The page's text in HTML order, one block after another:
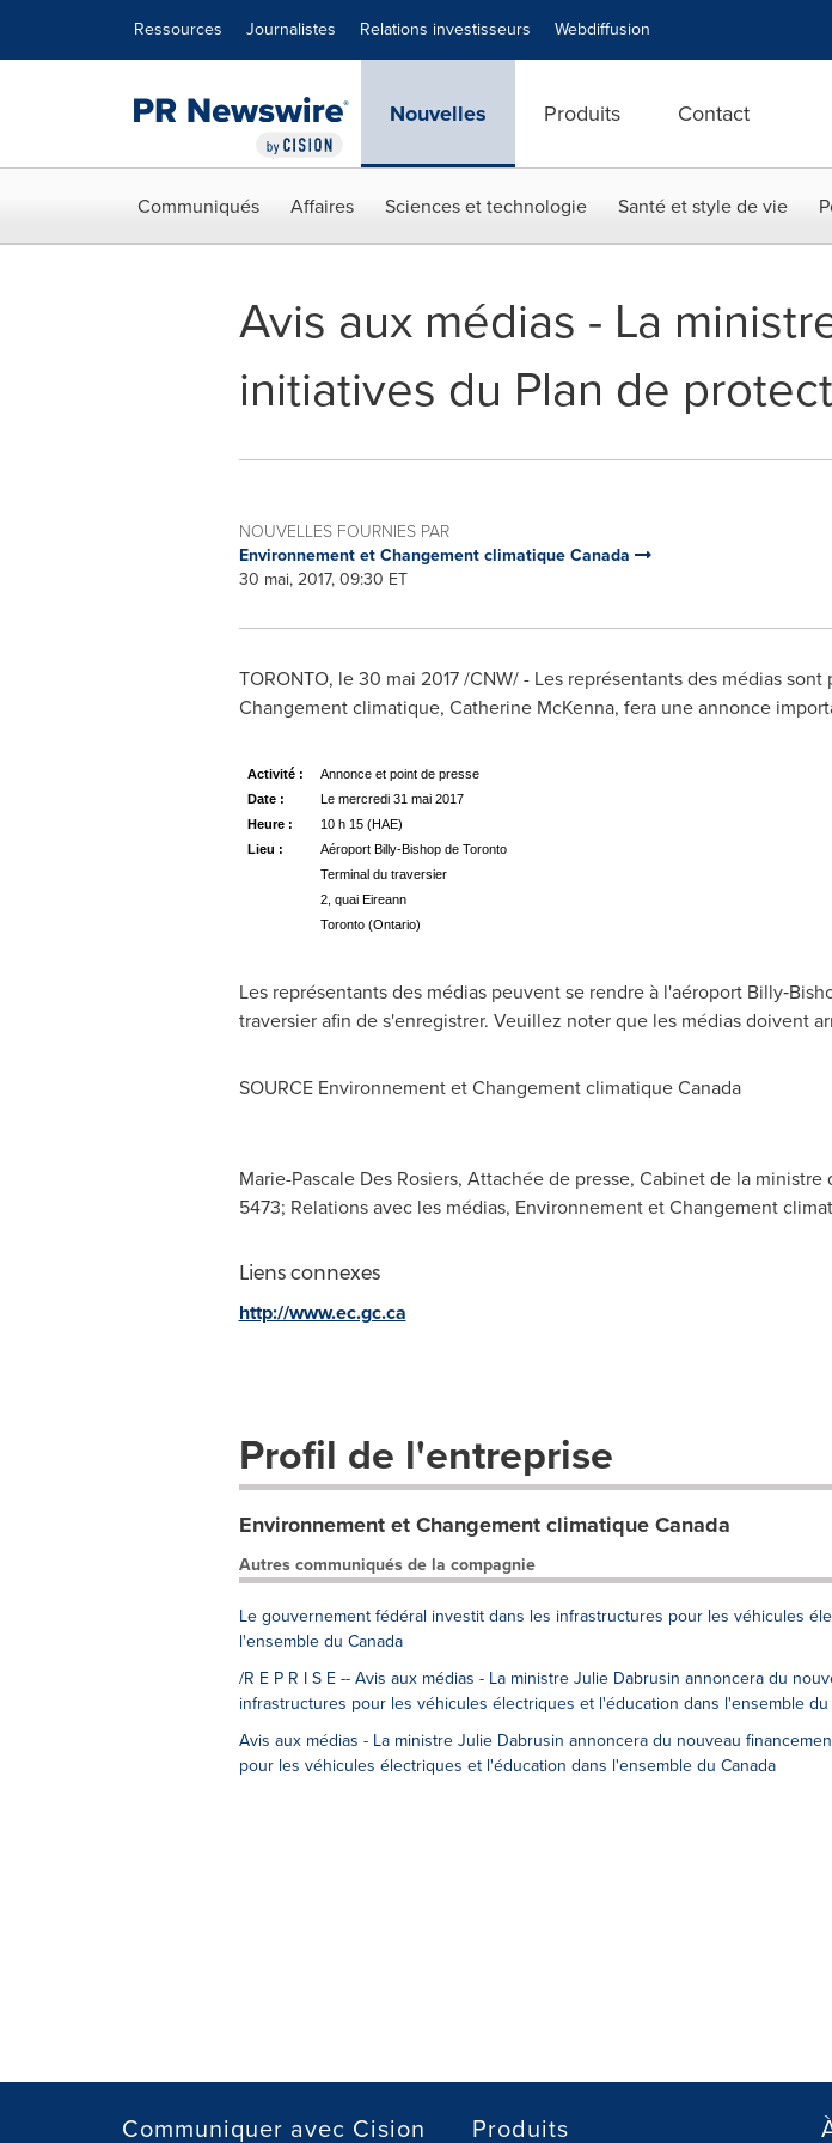
Ressources Journalistes Relations investisseurs Webdiffusion
Nouvelles Produits Contact
Communiqués Affaires Sciences et technologie Santé et style de vie
Avis aux médias - La
initiatives du Plan de
NOUVELLES FOURNIES PAR
Environnement et Changement climatique Canada
30 mai, 2017, 09:30 ET
TORONTO, le 30 mai 2017 /CNW/ - Les représentants des médias
Changement climatique, Catherine McKenna, fera une annonce
Activité :
Annonce et point de presse
Date :
Le mercredi 31 mai 2017
Heure :
10 h 15 (HAE)
Lieu :
Aéroport Billy‑Bishop de Toronto
Terminal du traversier
2, quai Eireann
Toronto (Ontario)
Les représentants des médias peuvent se rendre à l'aéroport
traversier afin de s'enregistrer. Veuillez noter que les médias doivent
SOURCE Environnement et Changement climatiqueCanada
Marie-Pascale Des Rosiers, Attachée de presse, Cabinet de la
5473; Relations avec les médias, Environnement et Changement
Liens connexes
http://www.ec.gc.ca
Profil de l'entreprise
Environnement et Changement climatique Canada
Autres communiqués de la compagnie
Le gouvernement fédéral investit dans les infrastructures pour les véhicules
l'ensemble du Canada
/R E P R I S E -- Avis aux médias - La ministre Julie Dabrusin annoncera du
infrastructures pour les véhicules électriques et l'éducation dans l'ensemble du
Avis aux médias - La ministre Julie Dabrusin annoncera du nouveau
pour les véhicules électriques et l'éducation dans l'ensemble du Canada
Communiquer avec Cision Produits